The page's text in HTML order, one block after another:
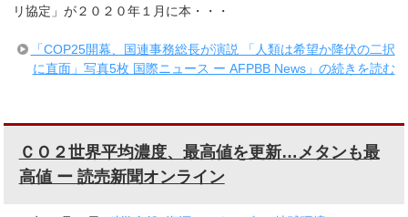
リ協定」が２０２０年１月に本・・・
「COP25開幕、国連事務総長が演説 「人類は希望か降伏の二択
に直面」写真5枚 国際ニュース ー AFPBB News」の続きを読む
ＣＯ２世界平均濃度、最高値を更新…メタンも最
高値 ー 読売新聞オンライン